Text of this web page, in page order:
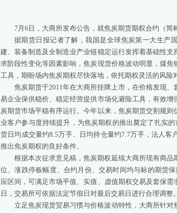
7月6日，大商所发布公告，就焦炭期货期权合约（简
据期货日报记者了解，我国是全球焦炭第一大生产
建、装备制造及全制造业产业链稳定运行发挥着基础性
求阶段性变化等因素影响，焦炭现货价格波动明显，煤
工具，期盼场内焦炭期权尽快落地，依托期权灵活的风险
焦炭期货于2011年在大商所挂牌上市，在价格发现
易企业保供稳价、稳定经营提供市场化避险工具，有效
炭期货市场平稳有序运行。今年以来，焦炭期货交割规
业客户参与度持续提升，为焦炭期权的推出奠定了扎实
货日均成交量约8.5万手、日均持仓量约7.7万手，法人
推出焦炭期权的良好条件。
根据本次征求意见稿，焦炭期权延续大商所现有商
位、涨跌停板幅度、合约月份、交易时间均与标的期货
应区间，可满足市场平值、实值、虚值期权交易及套保
日，交易所可依据法定节假日对最后交易日进行合理调整。
立足焦炭现货贸易习惯与价格波动特性，大商所针